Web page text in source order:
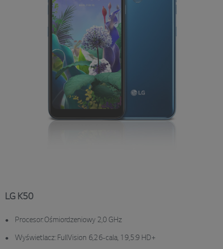
LG K50
Procesor: Ośmiordzeniowy 2,0 GHz
Wyświetlacz: FullVision 6,26-cala, 19,5:9 HD+